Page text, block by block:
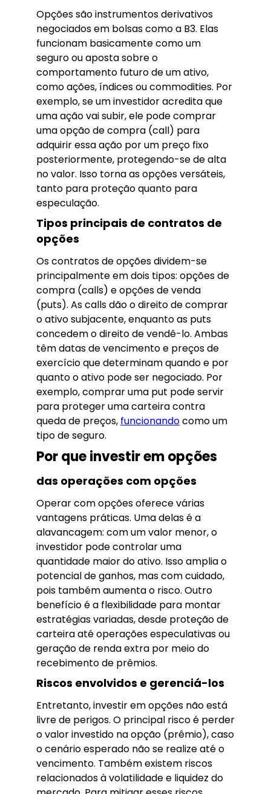
Opções são instrumentos derivativos
negociados em bolsas como a B3. Elas
funcionam basicamente como um
seguro ou aposta sobre o
comportamento futuro de um ativo,
como ações, índices ou commodities. Por
exemplo, se um investidor acredita que
uma ação vai subir, ele pode comprar
uma opção de compra (call) para
adquirir essa ação por um preço fixo
posteriormente, protegendo-se de alta
no valor. Isso torna as opções versáteis,
tanto para proteção quanto para
especulação.
Tipos principais de contratos de
opções
Os contratos de opções dividem-se
principalmente em dois tipos: opções de
compra (calls) e opções de venda
(puts). As calls dão o direito de comprar
o ativo subjacente, enquanto as puts
concedem o direito de vendê-lo. Ambas
têm datas de vencimento e preços de
exercício que determinam quando e por
quanto o ativo pode ser negociado. Por
exemplo, comprar uma put pode servir
para proteger uma carteira contra
queda de preços, funcionandocomo um
tipo de seguro.
Por que investir em opções
das operações com opções
Operar com opções oferece várias
vantagens práticas. Uma delas é a
alavancagem: com um valor menor, o
investidor pode controlar uma
quantidade maior do ativo. Isso amplia o
potencial de ganhos, mas com cuidado,
pois também aumenta o risco. Outro
benefício é a flexibilidade para montar
estratégias variadas, desde proteção de
carteira até operações especulativas ou
geração de renda extra por meio do
recebimento de prêmios.
Riscos envolvidos e gerenciá-los
Entretanto, investir em opções não está
livre de perigos. O principal risco é perder
o valor investido na opção (prêmio), caso
o cenário esperado não se realize até o
vencimento. Também existem riscos
relacionados à volatilidade e liquidez do